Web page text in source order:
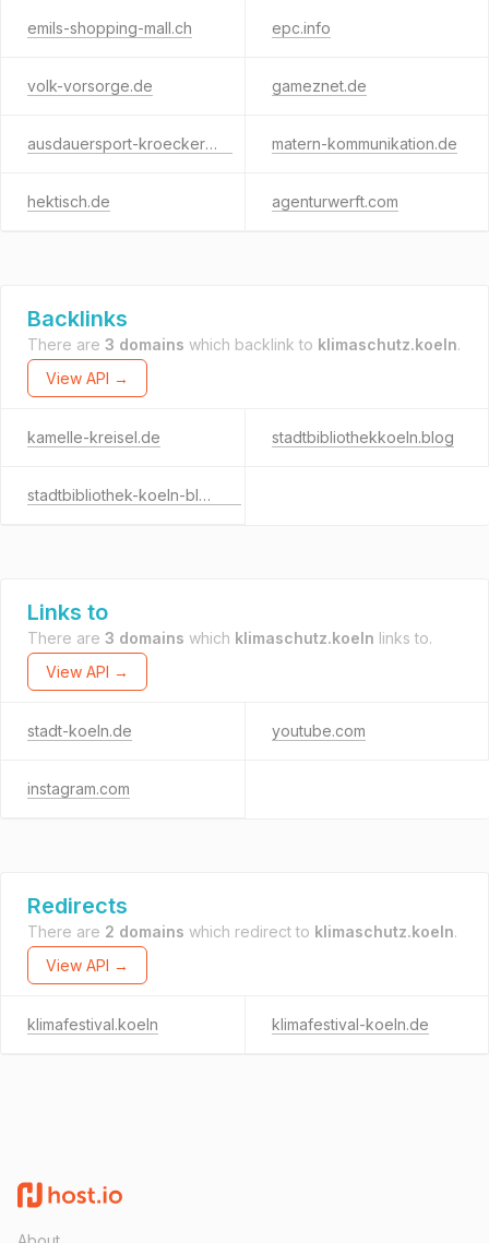
emils-shopping-mall.ch epc.info
volk-vorsorge.de gameznet.de
ausdauersport-kroeckert.de matern-kommunikation.de
hektisch.de agenturwerft.com
Backlinks
There are 3 domains which backlink to klimaschutz.koeln.
View API →
kamelle-kreisel.de stadtbibliothekkoeln.blog
stadtbibliothek-koeln-blog.de
Links to
There are 3 domains which klimaschutz.koeln links to.
View API →
stadt-koeln.de youtube.com
instagram.com
Redirects
There are 2 domains which redirect to klimaschutz.koeln.
View API →
klimafestival.koeln klimafestival-koeln.de